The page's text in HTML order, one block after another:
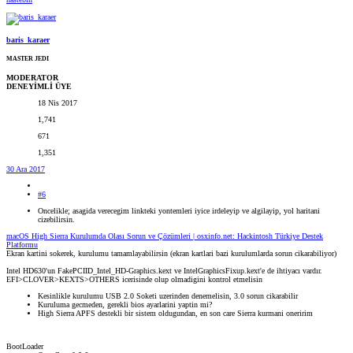
baris_karaer
MASTER JEDI
MODERATOR
DENEYİMLİ ÜYE
18 Nis 2017
1,741
671
1,351
30 Ara 2017
#6
Oncelikle; asagida verecegim linkteki yontemleri iyice irdeleyip ve algilayip, yol haritani
cizebilirsin.
macOS High Sierra Kurulumda Olası Sorun ve Çözümleri | osxinfo.net: Hackintosh Türkiye Destek
Platformu
Ekran kartini sokerek, kurulumu tamamlayabilirsin (ekran kartlari bazi kurulumlarda sorun cikarabiliyor)
Intel HD630'un FakePCIID_Intel_HD-Graphics.kext ve IntelGraphicsFixup.kext'e de ihtiyacı vardır.
EFI>CLOVER>KEXTS>OTHERS icerisinde olup olmadigini kontrol etmelisin
Kesinlikle kurulumu USB 2.0 Soketi uzerinden denemelisin, 3.0 sorun cikarabilir
Kuruluma gecmeden, gerekli bios ayarlarini yaptin mi?
High Sierra APFS destekli bir sistem oldugundan, en son care Sierra kurmani oneririm
BootLoader